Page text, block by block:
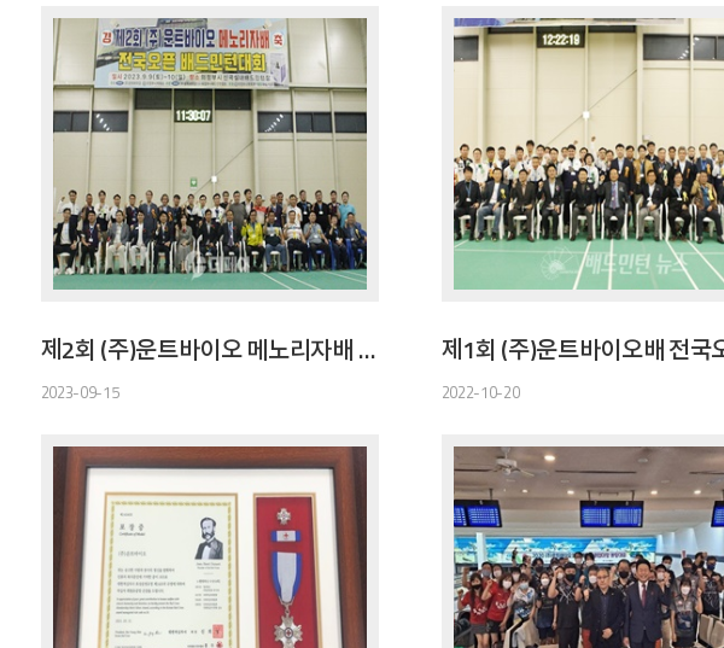
제2회 (주)운트바이오 메노리자배 전국오픈 배드민턴대회
2023-09-15 2022-10-20